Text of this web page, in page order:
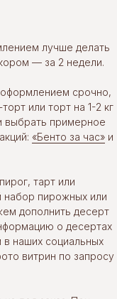
лучше делать
— за 2 недели.
срочно,
или торт на 1-2 кг
выбрать примерное
«Бенто за час» и
тарт или
набор пирожных или
дополнить десерт
о десертах
в наших социальных
витрин по запросу